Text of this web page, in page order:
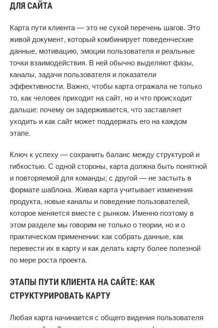
ДЛЯ САЙТА
Карта пути клиента — это не сухой перечень шагов. Это
живой документ, который комбинирует поведенческие
данные, мотивацию, эмоции пользователя и реальные
точки взаимодействия. В ней обычно выделяют фазы,
каналы, задачи пользователя и показатели
эффективности. Важно, чтобы карта отражала не только
то, как человек приходит на сайт, но и что происходит
дальше: почему он задерживается, что заставляет
уходить и как сайт может поддержать его на каждом
этапе.
Ключ к успеху — сохранить баланс между структурой и
гибкостью. С одной стороны, карта должна быть понятной
и повторяемой для команды; с другой — не застыть в
формате шаблона. Живая карта учитывает изменения
продукта, новые каналы и поведение пользователей,
которое меняется вместе с рынком. Именно поэтому в
этом разделе мы говорим не только о теории, но и о
практическом применении: как собрать данные, как
перевести их в карту и как делать карту более полезной
по мере роста проекта.
ЭТАПЫ ПУТИ КЛИЕНТА НА САЙТЕ: КАК
СТРУКТУРИРОВАТЬ КАРТУ
Любая карта начинается с общего видения пользователя